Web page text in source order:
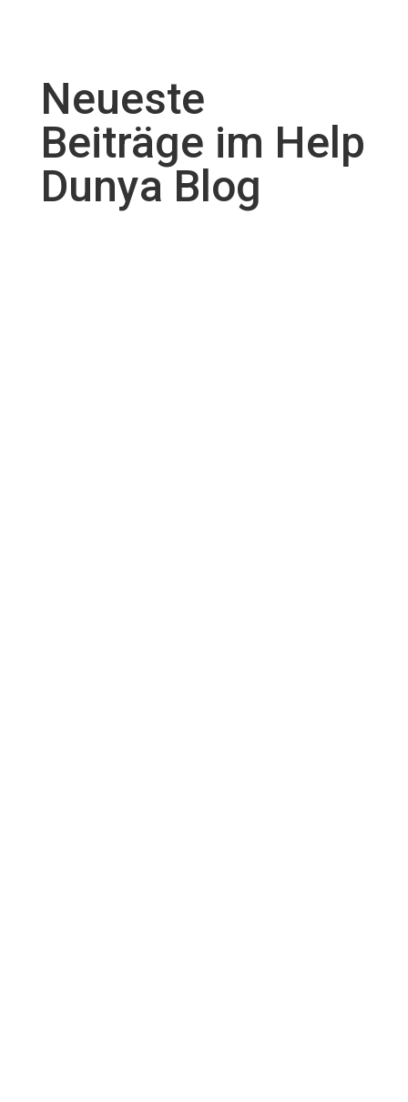
Neueste
Beiträge im Help
Dunya Blog